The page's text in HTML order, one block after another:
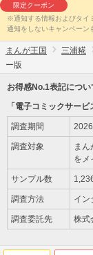
限定クーポン
※通知する情報およびタイ
通知をしないキャンペーン
まんが王国 三浦糀
ー版
お得感No.1表記につい
「電子コミックサー
調査期間
調査対象
ま
をメ
サンプル数
調査方法 イン
調査委託先 株式